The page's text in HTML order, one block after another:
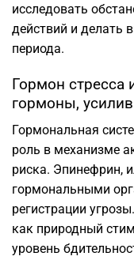
исследовать
действий и делать
периода.
Гормон стресса
гормоны,
Гормональная
роль в механизме
риска. Эпинефрин,
гормональными
регистрации
как природный
уровень